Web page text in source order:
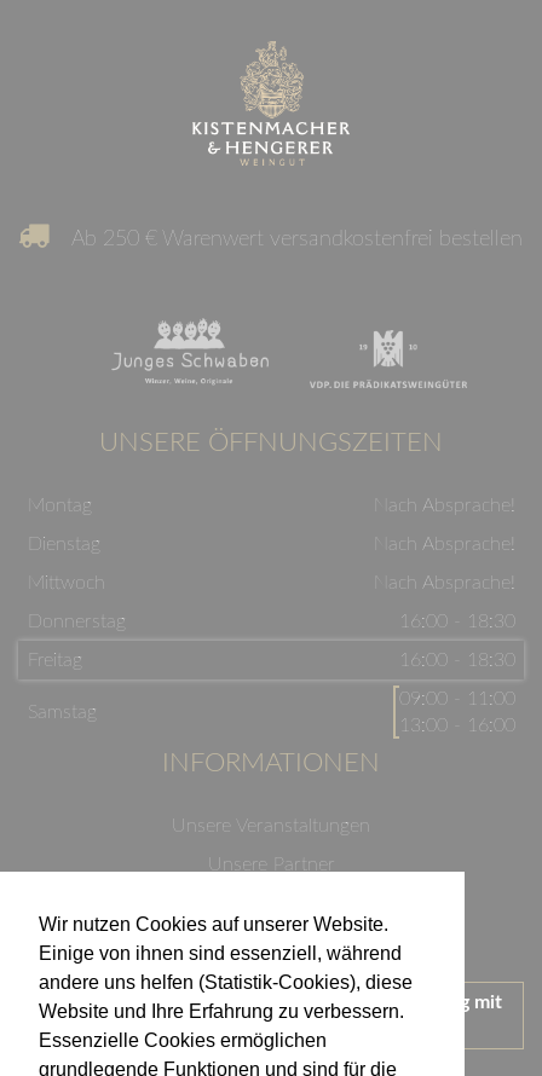
Wir nutzen Cookies auf unserer Website.
Einige von ihnen sind essenziell, während
andere uns helfen (Statistik-Cookies), diese
Website und Ihre Erfahrung zu verbessern.
Essenzielle Cookies ermöglichen
grundlegende Funktionen und sind für die
Ab 250 € Warenwert versandkostenfrei bestellen
UNSERE ÖFFNUNGSZEITEN
Montag
Nach Absprache!
Dienstag
Nach Absprache!
Mittwoch
Nach Absprache!
Donnerstag
16:00 - 18:30
Freitag
16:00 - 18:30
Samstag
09:00 - 11:00
13:00 - 16:00
INFORMATIONEN
Unsere Veranstaltungen
Unsere Partner
Impressum
Wir treten für einen verantwortungsvollen Umgang mit
Alkohol ein.
KONTAKT